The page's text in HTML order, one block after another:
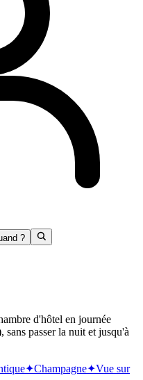
?
d'hôtel en journée
passer la nuit et jusqu'à
✦Champagne✦Vue sur